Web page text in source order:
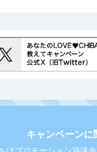
キャンペーンに